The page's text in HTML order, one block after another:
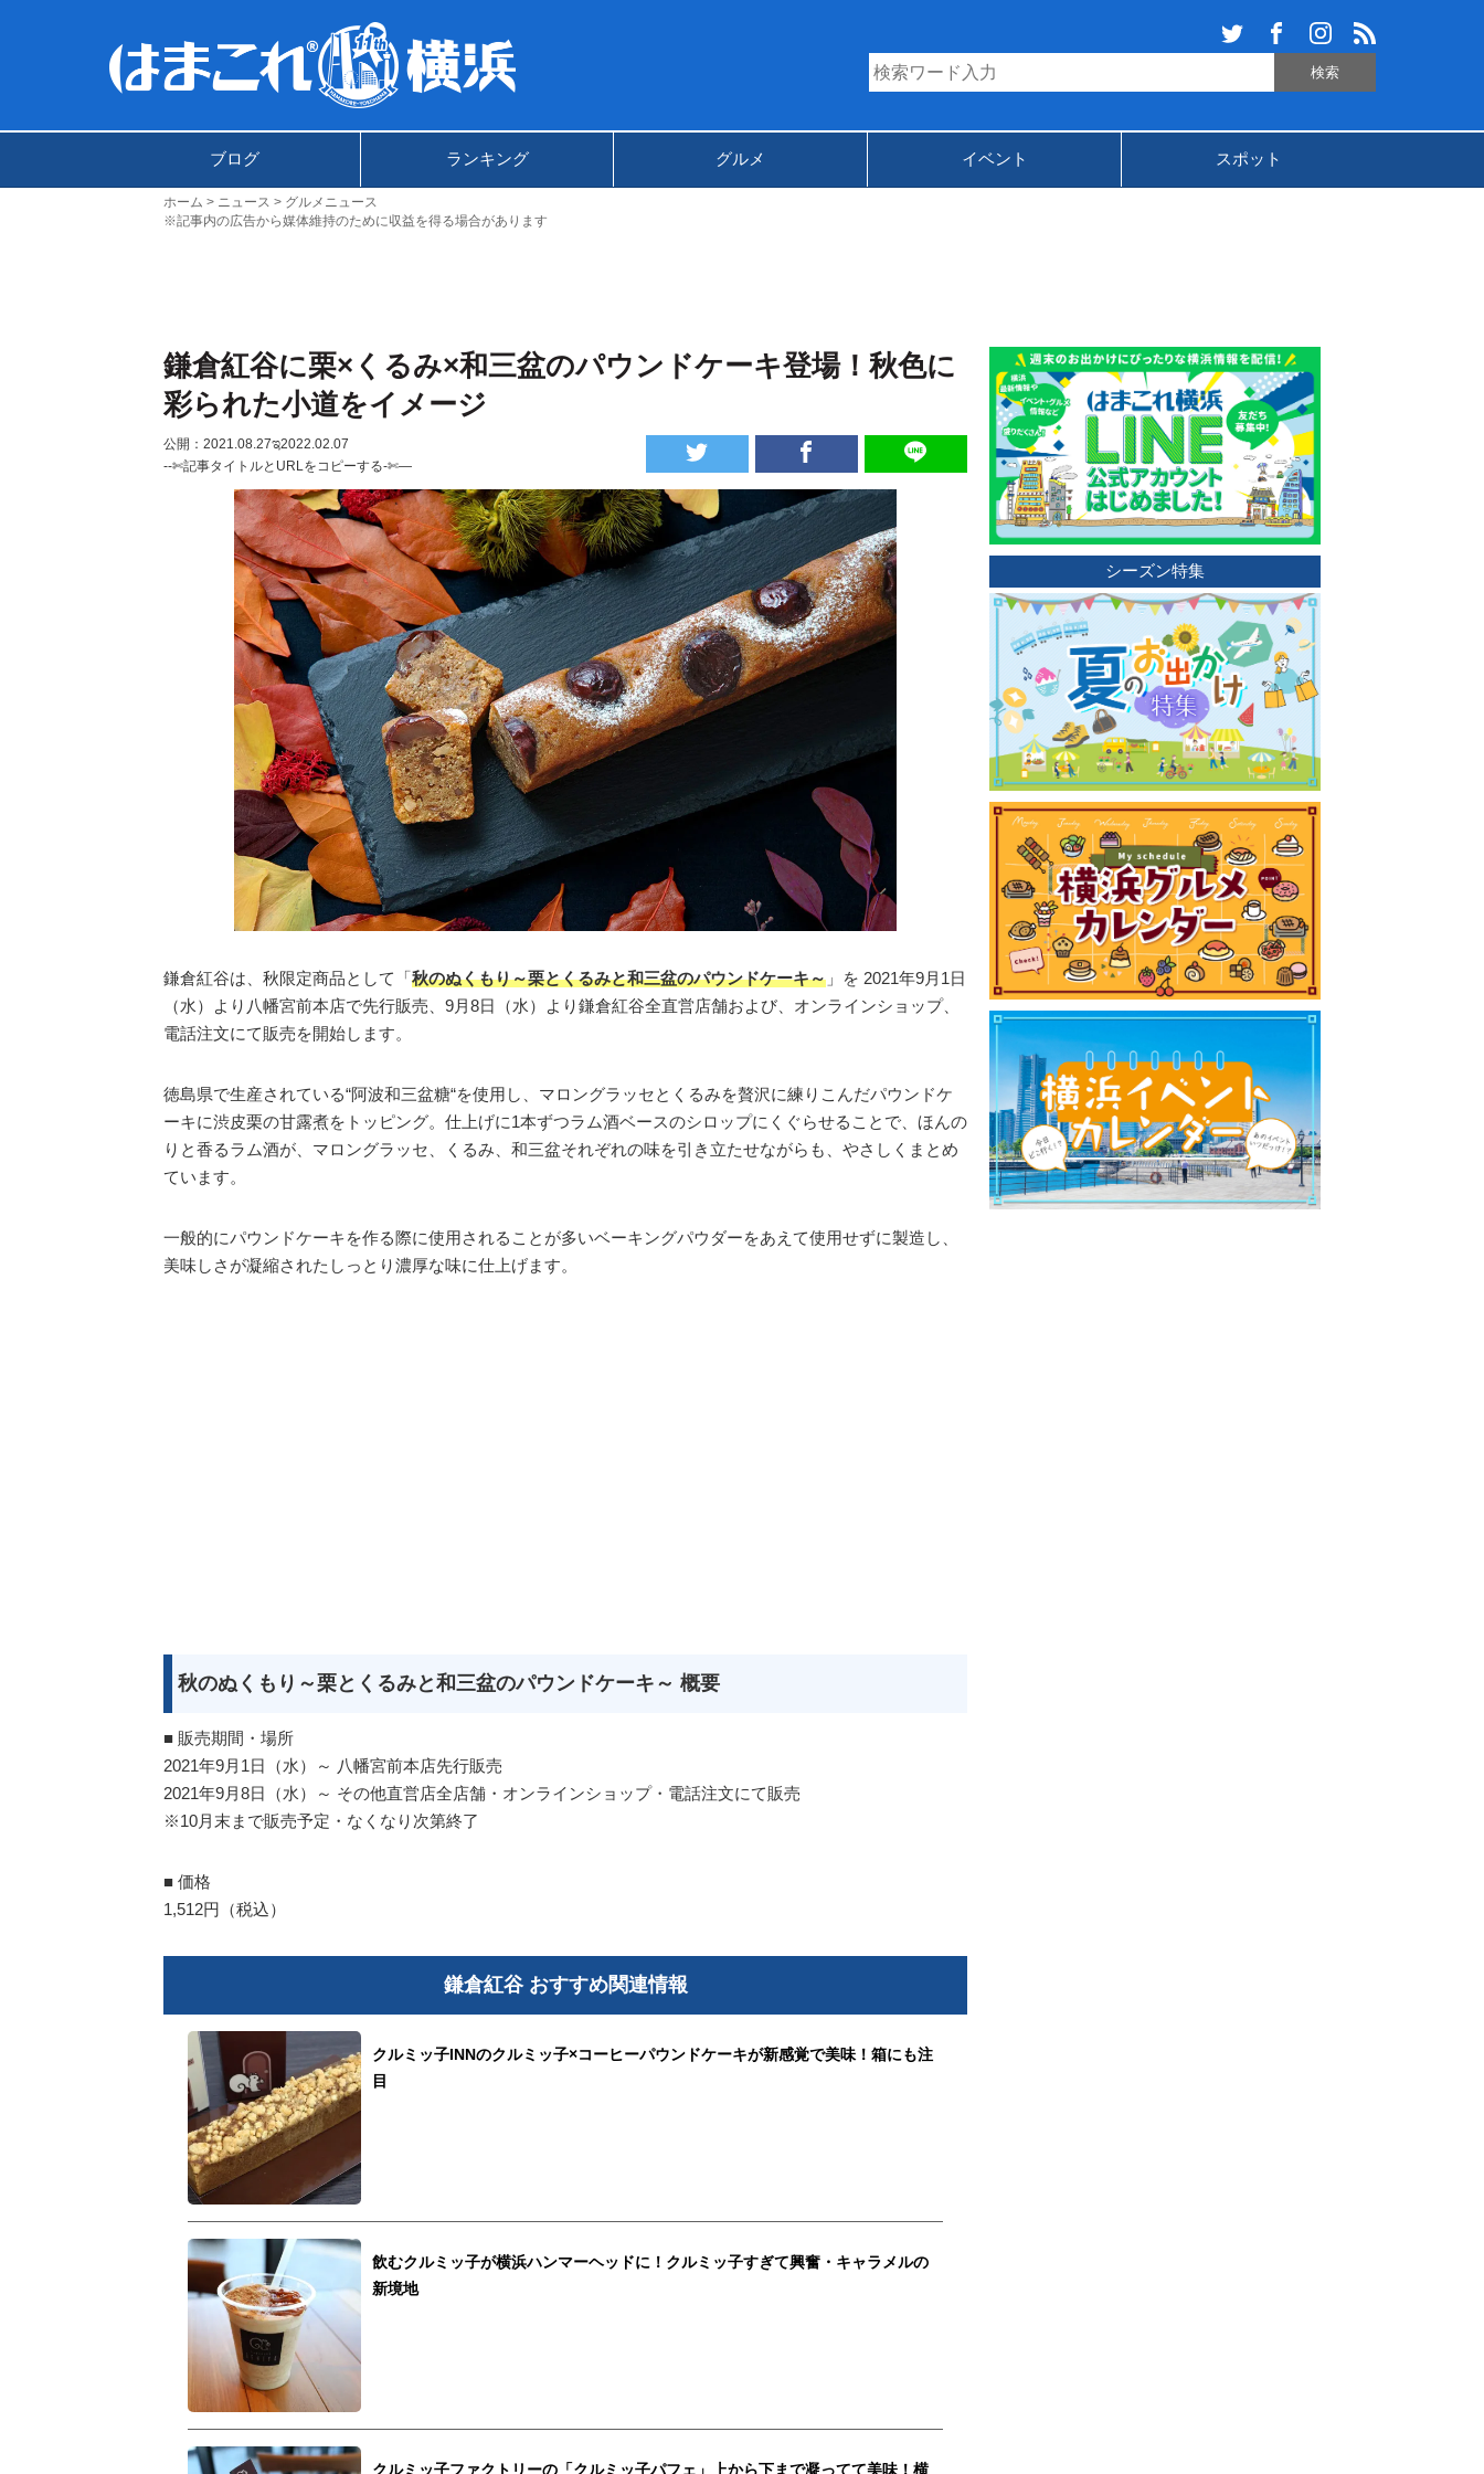
ブログ ランキング グルメ イベント スポット
ホーム ニュース
グルメニュース
※記事内の広告から媒体維持のために収益を得る場合があります
鎌倉紅谷に栗×くるみ×和三盆のパウンドケーキ登場！秋色に
彩られた小道をイメージ
公開：2021.08.27ಇ2022.02.07
--✄記事タイトルとURLをコピーする-✄—
鎌倉紅谷は、秋限定商品として「秋のぬくもり～栗とくるみと和三盆のパウンドケーキ～ 」を 2021年9月1日
（水）より八幡宮前本店で先行販売、9月8日（水）より鎌倉紅谷全直営店舗および、オンラインショップ、
電話注文にて販売を開始します。
徳島県で生産されている“阿波和三盆糖“を使用し、マロングラッセとくるみを贅沢に練りこんだパウンドケ
ーキに渋皮栗の甘露煮をトッピング。仕上げに1本ずつラム酒ベースのシロップにくぐらせることで、ほんの
りと香るラム酒が、マロングラッセ、くるみ、和三盆それぞれの味を引き立たせながらも、やさしくまとめ
ています。
一般的にパウンドケーキを作る際に使用されることが多いベーキングパウダーをあえて使用せずに製造し、
美味しさが凝縮されたしっとり濃厚な味に仕上げます。
秋のぬくもり～栗とくるみと和三盆のパウンドケーキ～ 概要
■ 販売期間・場所
2021年9月1日（水）～ 八幡宮前本店先行販売
2021年9月8日（水）～ その他直営店全店舗・オンラインショップ・電話注文にて販売
※10月末まで販売予定・なくなり次第終了
■ 価格
1,512円（税込）
鎌倉紅谷 おすすめ関連情報
クルミッ子INNのクルミッ子×コーヒーパウンドケーキが新感覚で美味！箱にも注
目
飲むクルミッ子が横浜ハンマーヘッドに！クルミッ子すぎて興奮・キャラメルの
新境地
クルミッ子ファクトリーの「クルミッ子パフェ」上から下まで凝ってて美味！横
シーズン特集